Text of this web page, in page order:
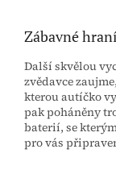
Zábavné hraní
Další skvělou
zvědavce
kterou autíčko
pak poháněny
baterií, se
pro vás